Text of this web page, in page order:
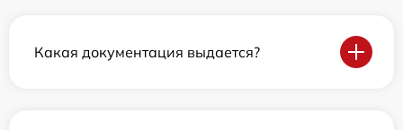
Какая документация выдается?